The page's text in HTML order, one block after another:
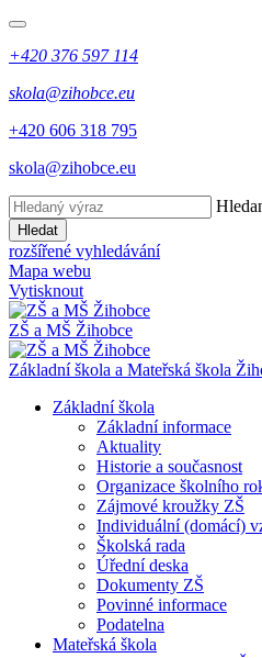
+420 376 597 114
skola@zihobce.eu
+420 606 318 795
skola@zihobce.eu
Hledat
rozšířené vyhledávání
Mapa webu
Vytisknout
ZŠ a MŠ Žihobce
Základní škola a Mateřská škola
Základní škola
Základní informace
Aktuality
Historie a současnost
Organizace školního
Zájmové kroužky ZŠ
Individuální (domácí)
Školská rada
Úřední deska
Dokumenty ZŠ
Povinné informace
Podatelna
Mateřská škola